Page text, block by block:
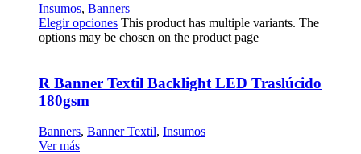
Insumos, Banners
Elegir opciones This product has multiple variants. The
options may be chosen on the product page
R Banner Textil Backlight LED Traslúcido
180gsm
Banners, Banner Textil, Insumos
Ver más